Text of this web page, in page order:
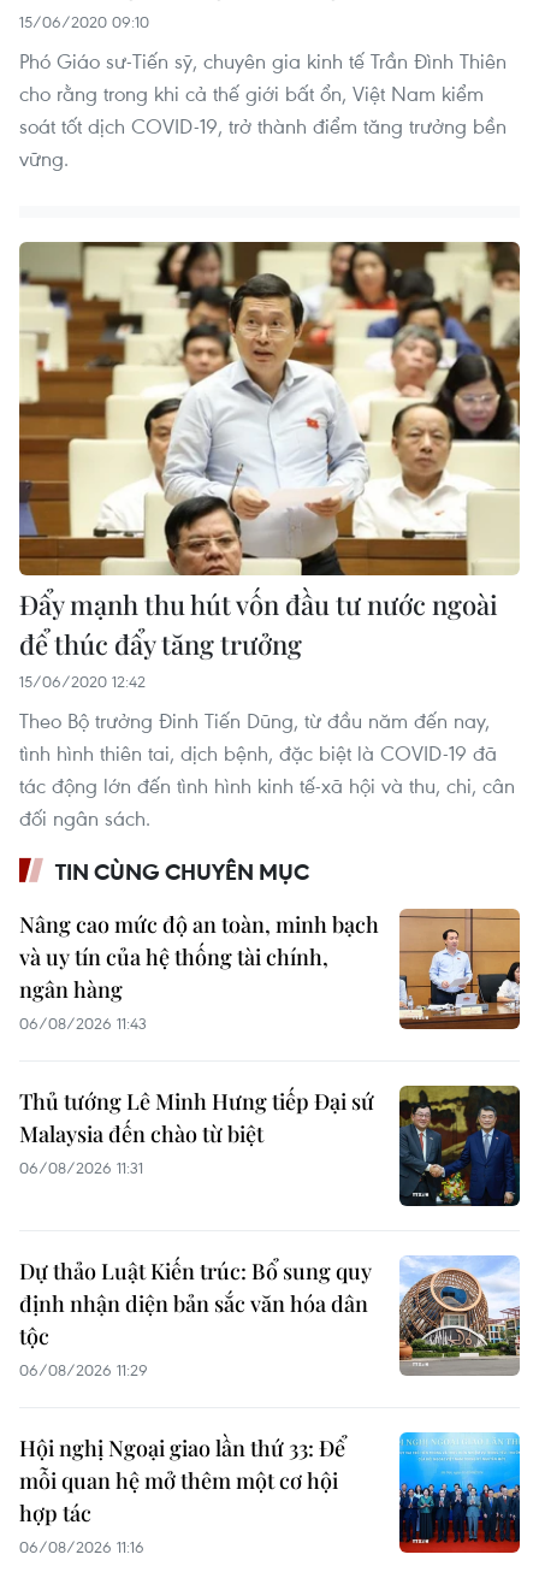
15/06/2020 09:10
Phó Giáo sư-Tiến sỹ, chuyên gia kinh tế Trần Đình Thiên
cho rằng trong khi cả thế giới bất ổn, Việt Nam kiểm
soát tốt dịch COVID-19, trở thành điểm tăng trưởng bền
vững.
Đẩy mạnh thu hút vốn đầu tư nước ngoài
để thúc đẩy tăng trưởng
15/06/2020 12:42
Theo Bộ trưởng Đinh Tiến Dũng, từ đầu năm đến nay,
tình hình thiên tai, dịch bệnh, đặc biệt là COVID-19 đã
tác động lớn đến tình hình kinh tế-xã hội và thu, chi, cân
đối ngân sách.
TIN CÙNG CHUYÊN MỤC
Nâng cao mức độ an toàn, minh bạch
và uy tín của hệ thống tài chính,
ngân hàng
06/08/2026 11:43
Thủ tướng Lê Minh Hưng tiếp Đại sứ
Malaysia đến chào từ biệt
06/08/2026 11:31
Dự thảo Luật Kiến trúc: Bổ sung quy
định nhận diện bản sắc văn hóa dân
tộc
06/08/2026 11:29
Hội nghị Ngoại giao lần thứ 33: Để
mỗi quan hệ mở thêm một cơ hội
hợp tác
06/08/2026 11:16